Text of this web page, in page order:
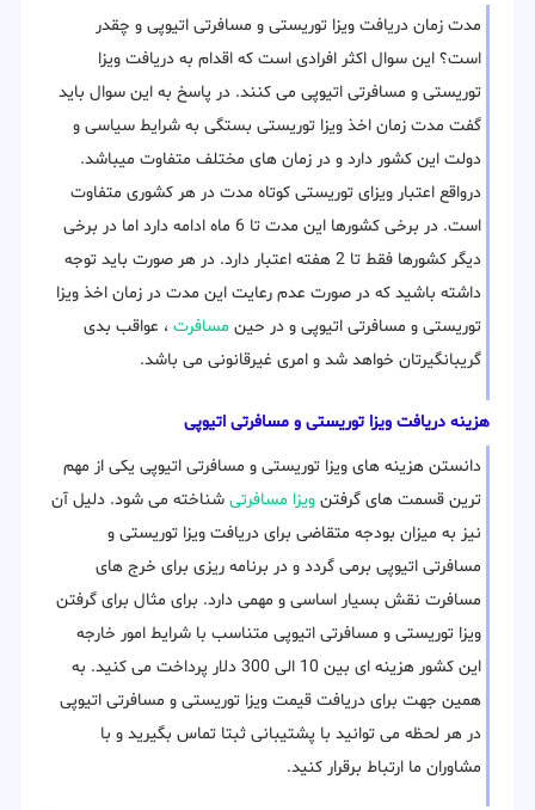
مدت زمان دریافت ویزا توریستی و مسافرتی اتیوپی و چقدر
است؟ این سوال اکثر افرادی است که اقدام به دریافت ویزا
توریستی و مسافرتی اتیوپی می کنند. در پاسخ به این سوال باید
گفت مدت زمان اخذ ویزا توریستی بستگی به شرایط سیاسی و
دولت این کشور دارد و در زمان های مختلف متفاوت میباشد.
درواقع اعتبار ویزای توریستی کوتاه مدت در هر کشوری متفاوت
است. در برخی کشورها این مدت تا 6 ماه ادامه دارد اما در برخی
دیگر کشورها فقط تا 2 هفته اعتبار دارد. در هر صورت باید توجه
داشته باشید که در صورت عدم رعایت این مدت در زمان اخذ ویزا
توریستی و مسافرتی اتیوپی و در حین مسافرت ، عواقب بدی
گریبانگیرتان خواهد شد و امری غیرقانونی می باشد.
هزینه دریافت ویزا توریستی و مسافرتی اتیوپی
دانستن هزینه های ویزا توریستی و مسافرتی اتیوپی یکی از مهم
ترین قسمت های گرفتن ویزا مسافرتی شناخته می شود. دلیل آن
نیز به میزان بودجه متقاضی برای دریافت ویزا توریستی و
مسافرتی اتیوپی برمی گردد و در برنامه ریزی برای خرج های
مسافرت نقش بسیار اساسی و مهمی دارد. برای مثال برای گرفتن
ویزا توریستی و مسافرتی اتیوپی متناسب با شرایط امور خارجه
این کشور هزینه ای بین 10 الی 300 دلار پرداخت می کنید. به
همین جهت برای دریافت قیمت ویزا توریستی و مسافرتی اتیوپی
در هر لحظه می توانید با پشتیبانی ثبتا تماس بگیرید و با
مشاوران ما ارتباط برقرار کنید.